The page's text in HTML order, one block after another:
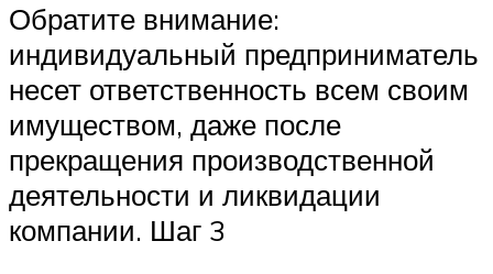
Обратите внимание:
индивидуальный предприниматель
несет ответственность всем своим
имуществом, даже после
прекращения производственной
деятельности и ликвидации
компании. Шаг 3